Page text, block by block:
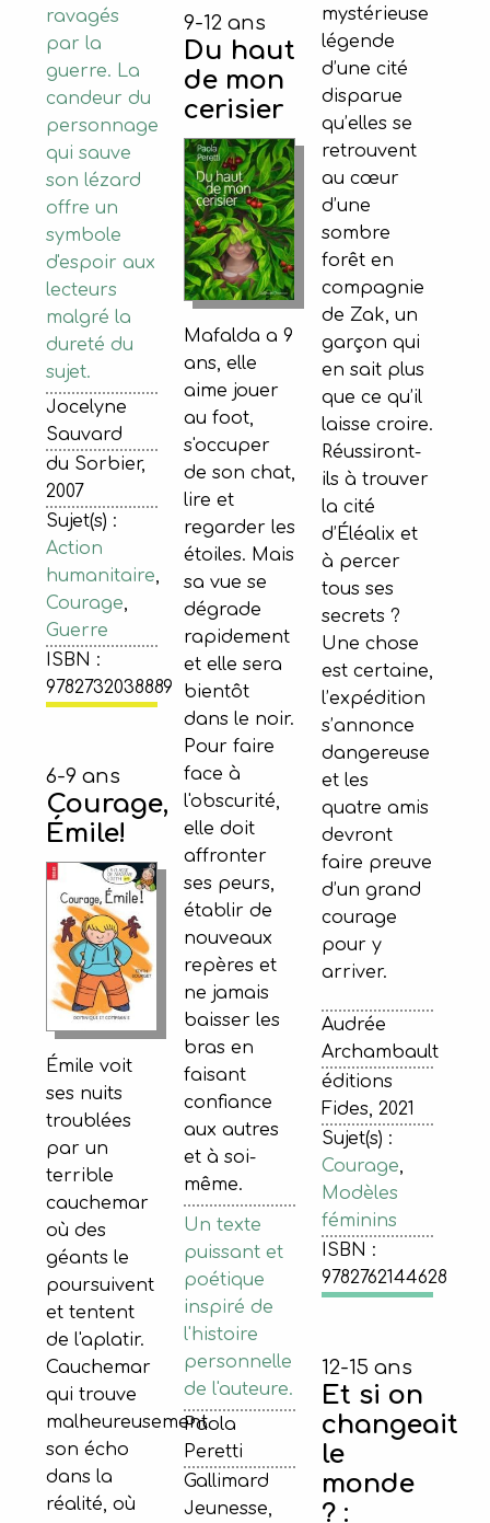
ravagés
par la
guerre. La
candeur du
personnage
qui sauve
son lézard
offre un
symbole
d'espoir aux
lecteurs
malgré la
dureté du
sujet.
Jocelyne
Sauvard
du Sorbier,
2007
Sujet(s) :
Action
humanitaire,
Courage,
Guerre
ISBN :
9782732038889
6-9 ans
Courage,
Émile!
Émile voit
ses nuits
troublées
par un
terrible
cauchemar
où des
géants le
poursuivent
et tentent
de l'aplatir.
Cauchemar
qui trouve
malheureusement
son écho
dans la
réalité, où
9-12 ans
Du haut
de mon
cerisier
Mafalda a 9
ans, elle
aime jouer
au foot,
s'occuper
de son chat,
lire et
regarder les
étoiles. Mais
sa vue se
dégrade
rapidement
et elle sera
bientôt
dans le noir.
Pour faire
face à
l'obscurité,
elle doit
affronter
ses peurs,
établir de
nouveaux
repères et
ne jamais
baisser les
bras en
faisant
confiance
aux autres
et à soi-
même.
Un texte
puissant et
poétique
inspiré de
l'histoire
personnelle
de l'auteure.
Paola
Peretti
Gallimard
Jeunesse,
mystérieuse
légende
d’une cité
disparue
qu’elles se
retrouvent
au cœur
d’une
sombre
forêt en
compagnie
de Zak, un
garçon qui
en sait plus
que ce qu’il
laisse croire.
Réussiront-
ils à trouver
la cité
d’Éléalix et
à percer
tous ses
secrets ?
Une chose
est certaine,
l’expédition
s’annonce
dangereuse
et les
quatre amis
devront
faire preuve
d’un grand
courage
pour y
arriver.
Audrée
Archambault
éditions
Fides, 2021
Sujet(s) :
Courage,
Modèles
féminins
ISBN :
9782762144628
12-15 ans
Et si on
changeait
le
monde
? :